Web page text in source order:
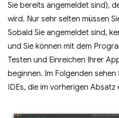
Sie bereits angemeldet sind),
wird. Nur sehr selten müssen
Sobald Sie angemeldet sind,
und Sie können mit dem
Testen und Einreichen Ihrer
beginnen. Im Folgenden
IDEs, die im vorherigen